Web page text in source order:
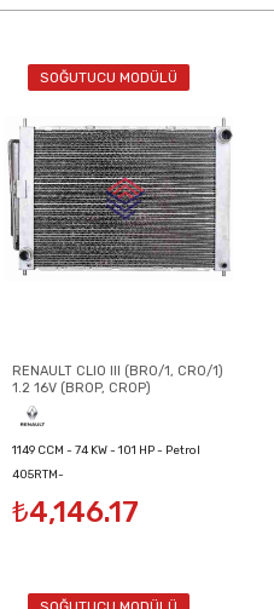
SOĞUTUCU MODÜLÜ
RENAULT CLIO III (BR0/1, CR0/1)
1.2 16V (BR0P, CR0P)
1149 CCM - 74 KW - 101 HP - Petrol
405RTM-
8200134606/8200149953/8200289181
₺4,146.17